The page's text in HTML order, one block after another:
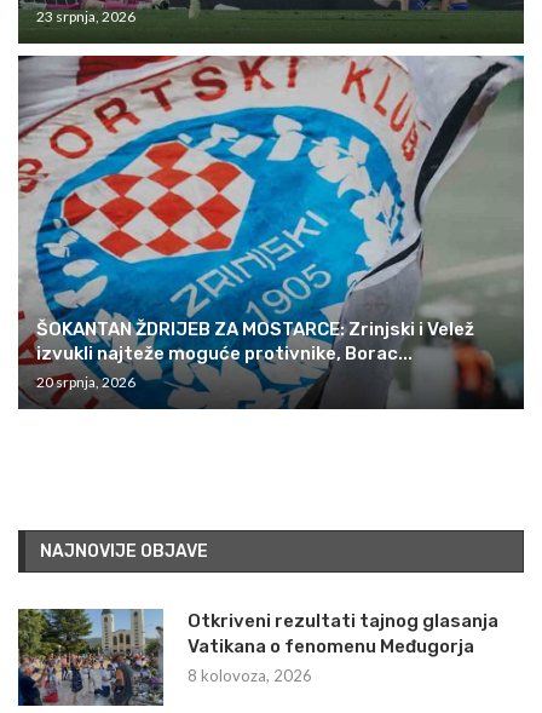
23 srpnja, 2026
ŠOKANTAN ŽDRIJEB ZA MOSTARCE: Zrinjski i Velež
izvukli najteže moguće protivnike, Borac...
20 srpnja, 2026
NAJNOVIJE OBJAVE
Otkriveni rezultati tajnog glasanja
Vatikana o fenomenu Međugorja
8 kolovoza, 2026